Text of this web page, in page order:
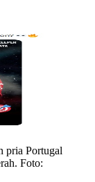
pria Portugal
Foto: